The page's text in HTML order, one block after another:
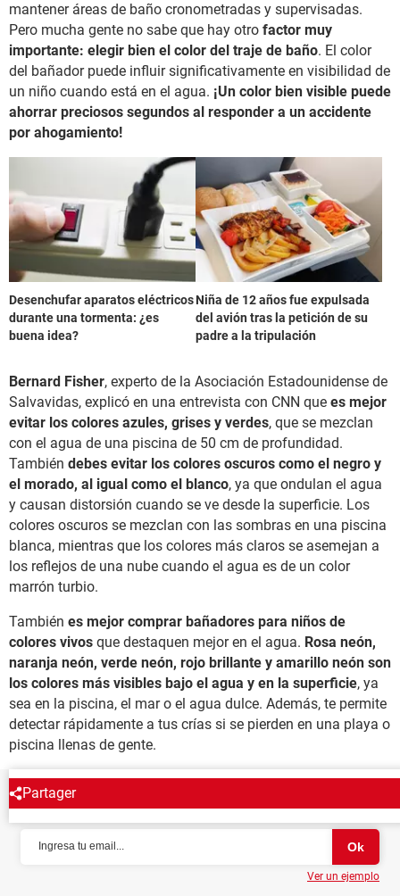
mantener áreas de baño cronometradas y supervisadas.
Pero mucha gente no sabe que hay otro factor muy
importante: elegir bien el color del traje de baño. El color
del bañador puede influir significativamente en visibilidad de
un niño cuando está en el agua. ¡Un color bien visible puede
ahorrar preciosos segundos al responder a un accidente
por ahogamiento!
Desenchufar aparatos eléctricos
durante una tormenta: ¿es
buena idea?
Niña de 12 años fue expulsada
del avión tras la petición de su
padre a la tripulación
Bernard Fisher, experto de la Asociación Estadounidense de
Salvavidas, explicó en una entrevista con CNN que es mejor
evitar los colores azules, grises y verdes, que se mezclan
con el agua de una piscina de 50 cm de profundidad.
También debes evitar los colores oscuros como el negro y
el morado, al igual como el blanco, ya que ondulan el agua
y causan distorsión cuando se ve desde la superficie. Los
colores oscuros se mezclan con las sombras en una piscina
blanca, mientras que los colores más claros se asemejan a
los reflejos de una nube cuando el agua es de un color
marrón turbio.
También es mejor comprar bañadores para niños de
colores vivos que destaquen mejor en el agua. Rosa neón,
naranja neón, verde neón, rojo brillante y amarillo neón son
los colores más visibles bajo el agua y en la superficie, ya
sea en la piscina, el mar o el agua dulce. Además, te permite
detectar rápidamente a tus crías si se pierden en una playa o
piscina llenas de gente.
Partager
NEWSLETTER
Ver un ejemplo